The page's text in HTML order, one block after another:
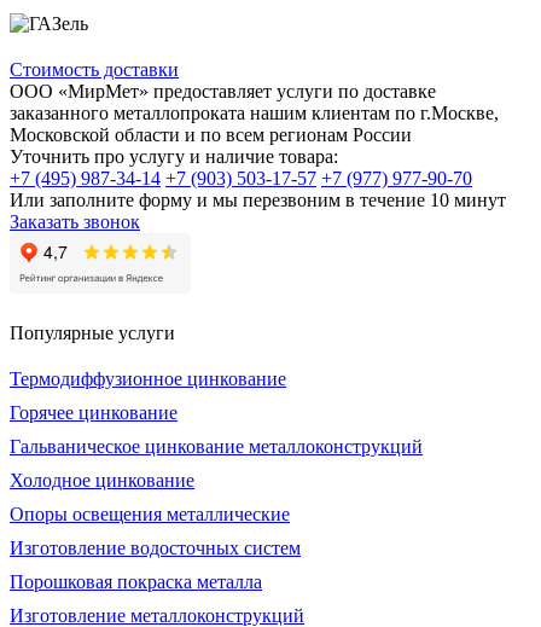
Стоимость доставки
ООО «МирМет» предоставляет услуги по доставке
заказанного металлопроката нашим клиентам по г.Москве,
Московской области и по всем регионам России
Уточнить про услугу и наличие товара:
+7 (495) 987-34-14 +7 (903) 503-17-57 +7 (977) 977-90-70
Или заполните форму и мы перезвоним в течение 10 минут
Заказать звонок
Популярные услуги
Термодиффузионное цинкование
Горячее цинкование
Гальваническое цинкование металлоконструкций
Холодное цинкование
Опоры освещения металлические
Изготовление водосточных систем
Порошковая покраска металла
Изготовление металлоконструкций